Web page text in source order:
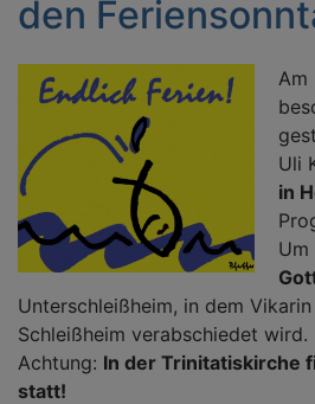
den
Am
Uli
in
Unterschleißheim, in dem
Schleißheim verabschiedet wird.
Achtung: In der Trinitatiskirche
statt!